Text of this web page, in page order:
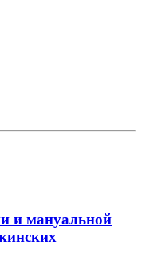
и мануальной